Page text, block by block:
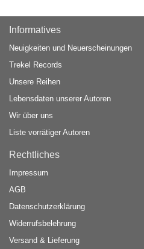
Informatives
Neuigkeiten und Neuerscheinungen
Trekel Records
Unsere Reihen
Lebensdaten unserer Autoren
Wir über uns
Liste vorrätiger Autoren
Rechtliches
Impressum
AGB
Datenschutzerklärung
Widerrufsbelehrung
Versand & Lieferung